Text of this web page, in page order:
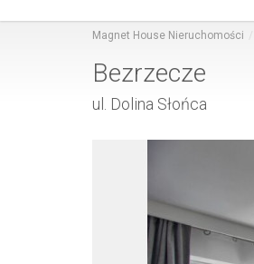
Magnet House Nieruchomości
Bezrzecze
ul. Dolina Słońca